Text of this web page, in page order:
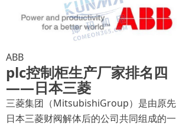
ABB
plc控制柜生产厂家排名四
——日本三菱
三菱集团（MitsubishiGroup）是由原先
日本三菱财阀解体后的公司共同组成的一